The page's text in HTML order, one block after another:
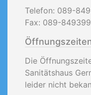
Telefon: 089-
Fax: 089-
Die
Sanitätshaus
leider nicht